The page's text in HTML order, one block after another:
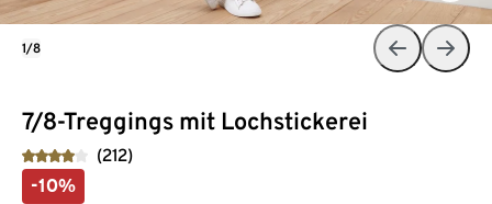
7/8-Treggings mit Lochstickerei
(212)
-10%
1/8